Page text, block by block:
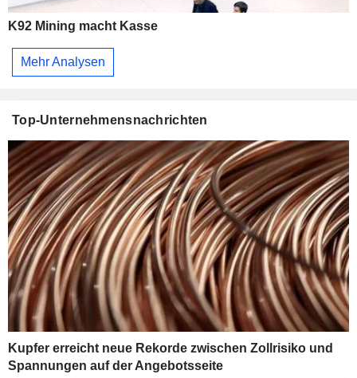
K92 Mining macht Kasse
Mehr Analysen
Top-Unternehmensnachrichten
Kupfer erreicht neue Rekorde zwischen Zollrisiko und
Spannungen auf der Angebotsseite